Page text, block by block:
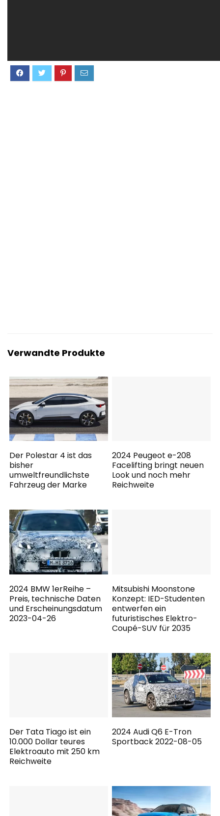
Verwandte Produkte
Der Polestar 4 ist das
bisher
umweltfreundlichste
Fahrzeug der Marke
2024 Peugeot e-208
Facelifting bringt neuen
Look und noch mehr
Reichweite
2024 BMW 1erReihe –
Preis, technische Daten
und Erscheinungsdatum
2023-04-26
Mitsubishi Moonstone
Konzept: IED-Studenten
entwerfen ein
futuristisches Elektro-
Coupé-SUV für 2035
Der Tata Tiago ist ein
10.000 Dollar teures
Elektroauto mit 250 km
Reichweite
2024 Audi Q6 E-Tron
Sportback 2022-08-05